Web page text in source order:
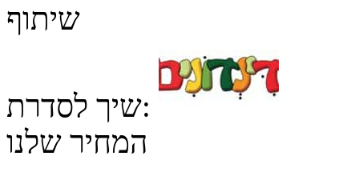
שיתוף
שיך לסדרת:
המחיר שלנו